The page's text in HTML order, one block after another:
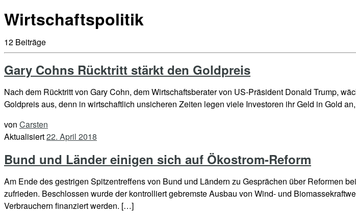
Wirtschaftspolitik
12 Beiträge
Gary Cohns Rücktritt stärkt den Goldpreis
Nach dem Rücktritt von Gary Cohn, dem Wirtschaftsberater von US-Präsident Donald Trump,
Goldpreis aus, denn in wirtschaftlich unsicheren Zeiten legen viele Investoren ihr Geld in Gold
von Carsten
Aktualisiert22. April 2018
Bund und Länder einigen sich auf Ökostrom-Reform
Am Ende des gestrigen Spitzentreffens von Bund und Ländern zu Gesprächen über Reformen
zufrieden. Beschlossen wurde der kontrolliert gebremste Ausbau von Wind- und
Verbrauchern finanziert werden. […]